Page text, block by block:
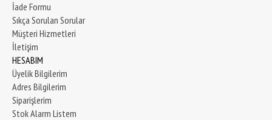
İade Formu
Sıkça Sorulan Sorular
Müşteri Hizmetleri
İletişim
HESABIM
Üyelik Bilgilerim
Adres Bilgilerim
Siparişlerim
Stok Alarm Listem